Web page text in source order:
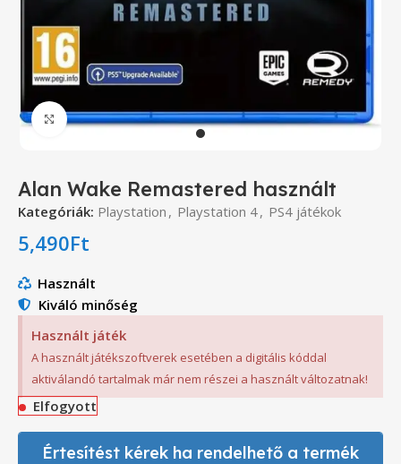
Click to enlarge
Alan Wake Remastered használt
Kategóriák: Playstation , Playstation 4, PS4 játékok
5,490Ft
Használt
Kiváló minőség
Használt játék
A használt játékszoftverek esetében a digitális kóddal
aktiválandó tartalmak már nem részei a használt változatnak!
Elfogyott
Értesítést kérek ha rendelhető a termék